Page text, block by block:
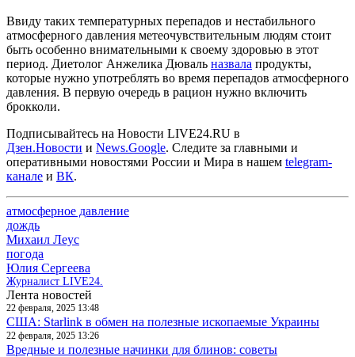
Ввиду таких температурных перепадов и нестабильного
атмосферного давления метеочувствительным людям стоит
быть особенно внимательными к своему здоровью в этот
период. Диетолог Анжелика Дюваль назвала продукты,
которые нужно употреблять во время перепадов атмосферного
давления. В первую очередь в рацион нужно включить
брокколи.
Подписывайтесь на Новости LIVE24.RU в
Дзен.Новости и News.Google. Следите за главными и
оперативными новостями России и Мира в нашем telegram-
канале и ВК.
атмосферное давление
дождь
Михаил Леус
погода
Юлия Сергеева
Журналист LIVE24.
Лента новостей
22 февраля, 2025 13:48
США: Starlink в обмен на полезные ископаемые Украины
22 февраля, 2025 13:26
Вредные и полезные начинки для блинов: советы